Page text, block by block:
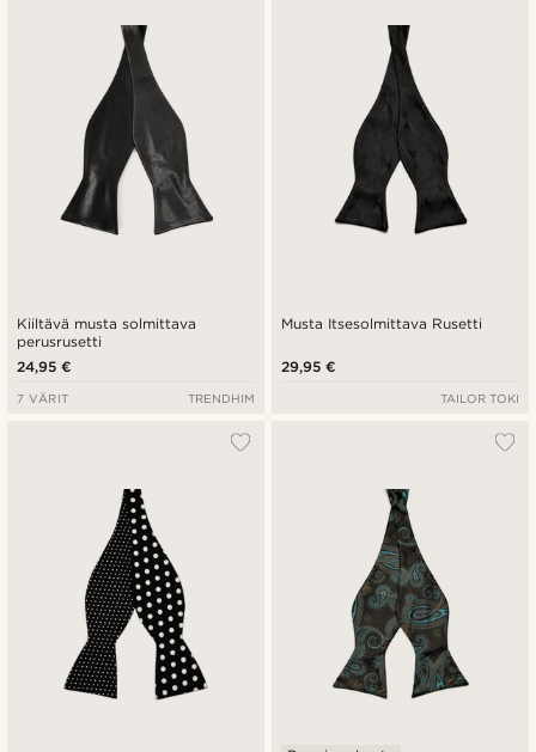
Kiiltävä musta solmittava
perusrusetti
24,95 €
7 VÄRIT TRENDHIM
Musta Itsesolmittava Rusetti
29,95 €
TAILOR TOKI